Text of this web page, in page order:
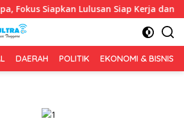
Siapkan Lulusan Siap Kerja dan
DAERAH POLITIK EKONOMI & BISNIS